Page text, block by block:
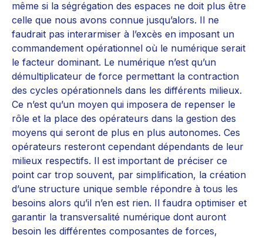
même si la ségrégation des espaces ne doit plus être
celle que nous avons connue jusqu’alors. Il ne
faudrait pas interarmiser à l’excès en imposant un
commandement opérationnel où le numérique serait
le facteur dominant. Le numérique n’est qu’un
démultiplicateur de force permettant la contraction
des cycles opérationnels dans les différents milieux.
Ce n’est qu’un moyen qui imposera de repenser le
rôle et la place des opérateurs dans la gestion des
moyens qui seront de plus en plus autonomes. Ces
opérateurs resteront cependant dépendants de leur
milieux respectifs. Il est important de préciser ce
point car trop souvent, par simplification, la création
d’une structure unique semble répondre à tous les
besoins alors qu’il n’en est rien. Il faudra optimiser et
garantir la transversalité numérique dont auront
besoin les différentes composantes de forces,